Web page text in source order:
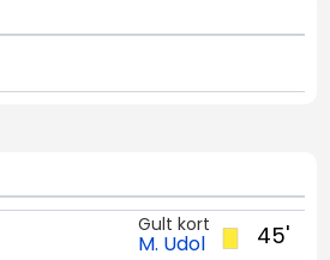
45'
Gult kort
M. Udol